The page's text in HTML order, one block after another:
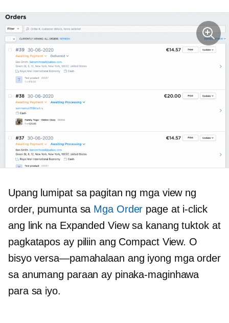
Upang lumipat sa pagitan ng mga view ng
order, pumunta sa Mga Order page at i-click
ang link na Expanded View sa kanang tuktok at
pagkatapos ay piliin ang Compact View. O
bisyoversa—pamahalaan ang iyong mga order
sa anumang paraan ay pinaka-maginhawa
para sa iyo.